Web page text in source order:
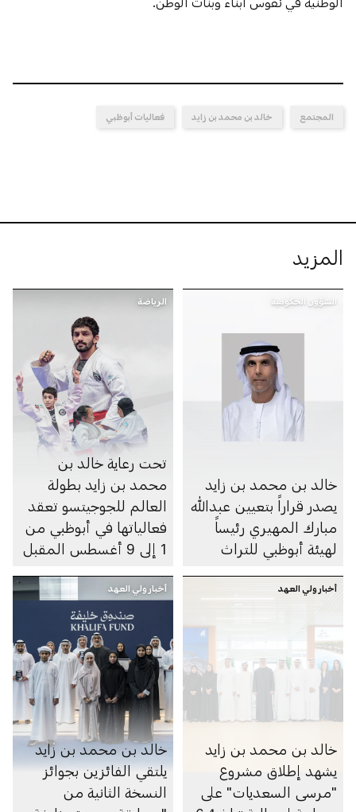
المجتمع خالد بن محمد بن زايد فعاليات أبوظبي
المزيد
الشؤون الحكومية
خالد بن محمد بن زايد
يصدر قراراً بتعيين عبدالله
مبارك المهيري رئيساً
لهيئة أبوظبي للتراث
الرياضة
تحت رعاية خالد بن
محمد بن زايد بطولة
العالم للجوجيتسو تعقد
فعالياتها في أبوظبي من
1 إلى 9 أغسطس المقبل
أخبار ولي العهد
خالد بن محمد بن زايد
يشهد إطلاق مشروع
"مرسى السعديات" على
أخبار ولي العهد
خالد بن محمد بن زايد
يلتقي الفائزين بجوائز
النسخة الثانية من